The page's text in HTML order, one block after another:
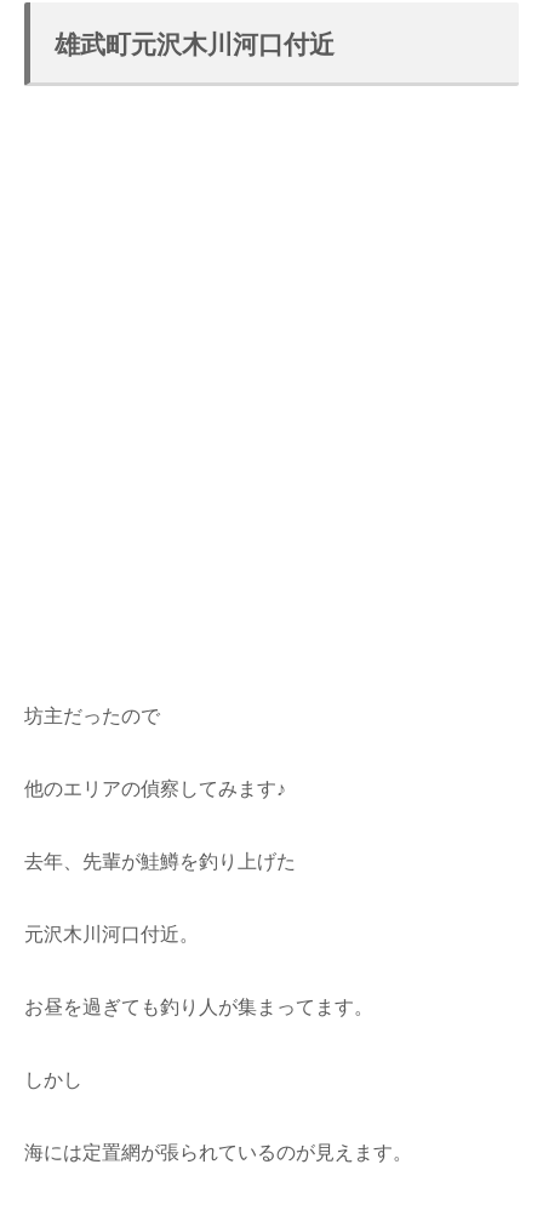
雄武町元沢木川河口付近
坊主だったので
他のエリアの偵察してみます♪
去年、先輩が鮭鱒を釣り上げた
元沢木川河口付近。
お昼を過ぎても釣り人が集まってます。
しかし
海には定置網が張られているのが見えます。